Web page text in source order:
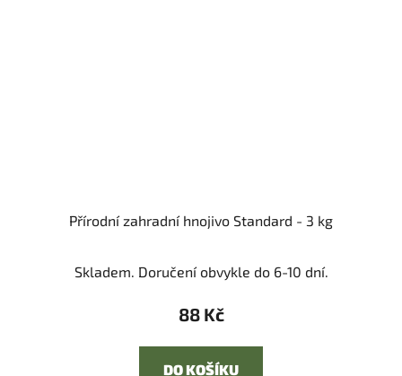
Přírodní zahradní hnojivo Standard - 3 kg
Skladem. Doručení obvykle do 6-10 dní.
88 Kč
DO KOŠÍKU